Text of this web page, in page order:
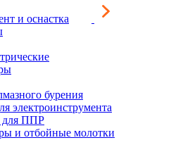
и оснастка
бурения
электроинструмента
для ППР
и отбойные молотки